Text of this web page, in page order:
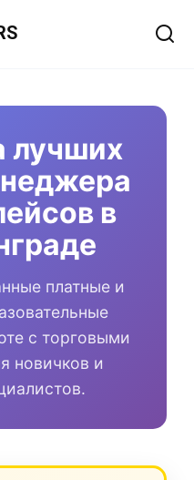
лучших
в
платные и
с торговыми
новичков и